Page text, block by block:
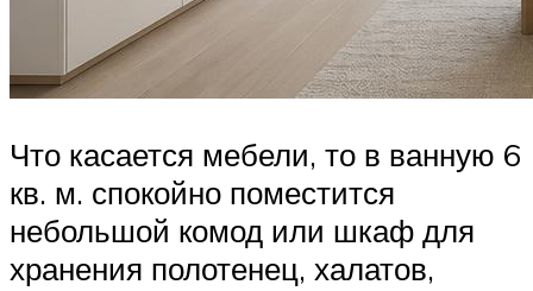
Что касается мебели, то в ванную 6
кв. м. спокойно поместится
небольшой комод или шкаф для
хранения полотенец, халатов,